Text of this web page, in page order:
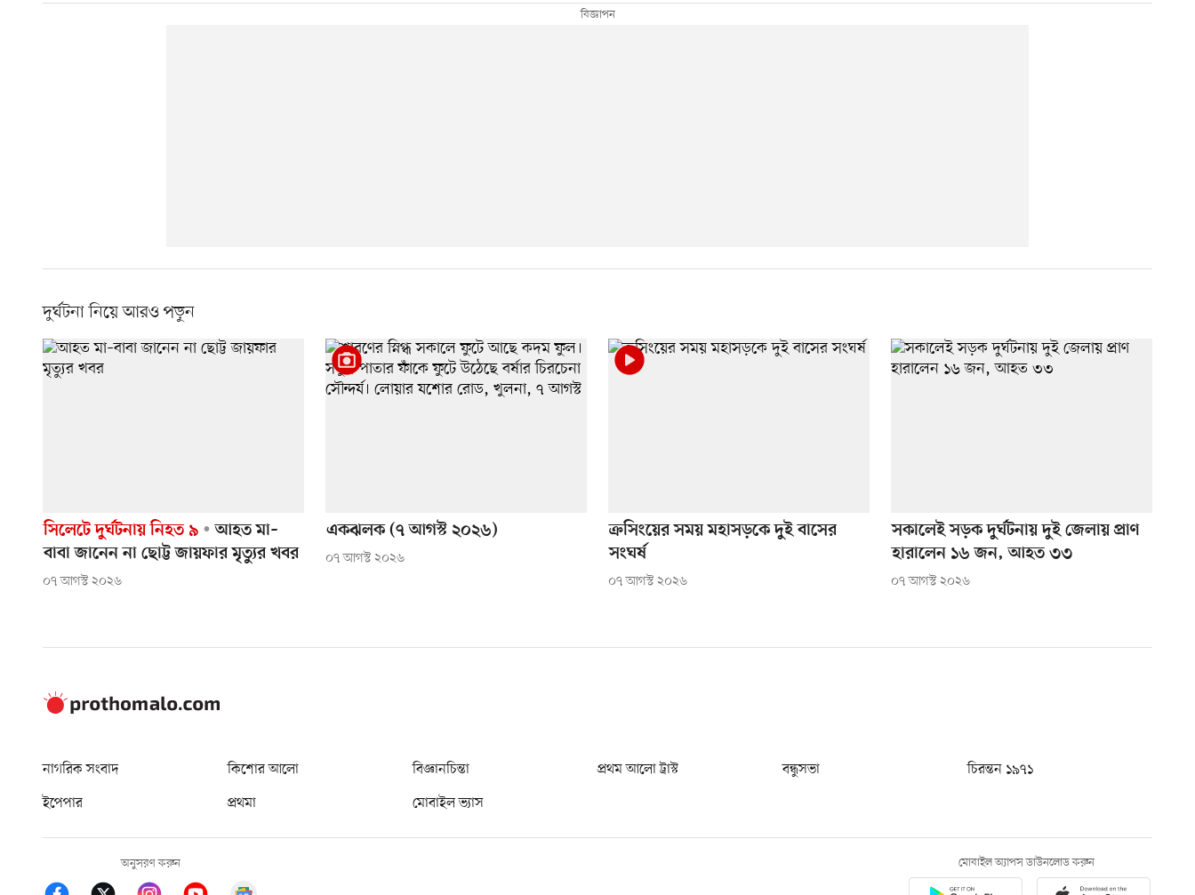
দুর্ঘটনা নিয়ে আরও পড়ুন
সিলেটে দুর্ঘটনায় নিহত ৯
আহত মা–
বাবা জানেন না ছোট্ট জায়ফার মৃত্যুর খবর
০৭ আগস্ট ২০২৬
একঝলক (৭ আগস্ট ২০২৬)
০৭ আগস্ট ২০২৬
ক্রসিংয়ের সময় মহাসড়কে দুই বাসের
সংঘর্ষ
০৭ আগস্ট ২০২৬
সকালেই সড়ক দুর্ঘটনায় দুই জেলায় প্রাণ
হারালেন ১৬ জন, আহত ৩৩
০৭ আগস্ট ২০২৬
নাগরিক সংবাদ কিশোর আলো বিজ্ঞানচিন্তা প্রথম আলো ট্রাস্ট বন্ধুসভা
চিরন্তন ১৯৭১
ইপেপার
প্রথমা মোবাইল ভ্যাস
অনুসরণ করুন মোবাইল অ্যাপস ডাউনলোড করুন